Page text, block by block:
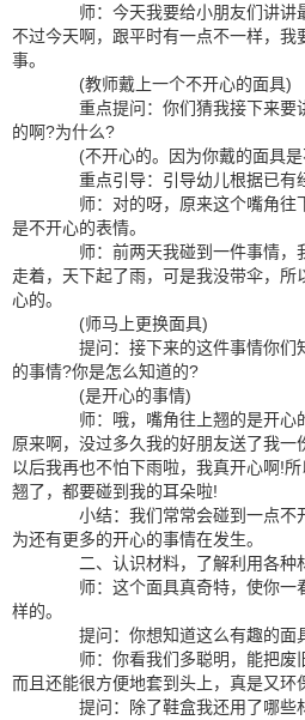
师：今天我要给小朋友们讲讲最
不过今天啊，跟平时有一点不一样，我
事。
(教师戴上一个不开心的面具)
重点提问：你们猜我接下来要
的啊?为什么?
(不开心的。因为你戴的面具是
重点引导：引导幼儿根据已有经
师：对的呀，原来这个嘴角往
是不开心的表情。
师：前两天我碰到一件事情，
走着，天下起了雨，可是我没带伞，所
心的。
(师马上更换面具)
提问：接下来的这件事情你们
的事情?你是怎么知道的?
(是开心的事情)
师：哦，嘴角往上翘的是开心
原来啊，没过多久我的好朋友送了我一
以后我再也不怕下雨啦，我真开心啊!
翘了，都要碰到我的耳朵啦!
小结：我们常常会碰到一点不
为还有更多的开心的事情在发生。
二、认识材料，了解利用各种
师：这个面具真奇特，使你一
样的。
提问：你想知道这么有趣的面
师：你看我们多聪明，能把废旧
而且还能很方便地套到头上，真是又环
提问：除了鞋盒我还用了哪些